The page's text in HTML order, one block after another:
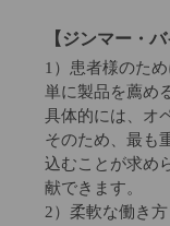
【ジンマー・
1）患者様のた
単に製品を薦め
具体的には、オ
そのため、最も
込むことが求め
献できます。
2）柔軟な働き方